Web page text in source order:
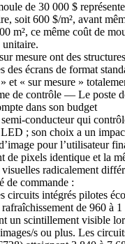
de 30 000 $
soit 600 $/m², avant
m², ce même coût de
mesure ont des
des écrans de format
et « sur mesure »
de contrôle — Le poste
dans son budget
conducteur qui
; son choix a un
pour l’utilisateur
de pixels identique et la
radicalement
de commande :
circuits intégrés pilotes
de 960 à
un scintillement visible
s ou plus. Les